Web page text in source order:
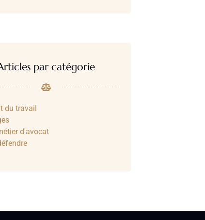
par catégorie
du travail
d'avocat